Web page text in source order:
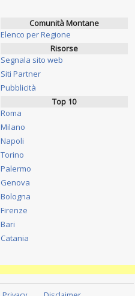
Comunità Montane
Elenco per Regione
Risorse
Segnala sito web
Siti Partner
Pubblicità
Top 10
Roma
Milano
Napoli
Torino
Palermo
Genova
Bologna
Firenze
Bari
Catania